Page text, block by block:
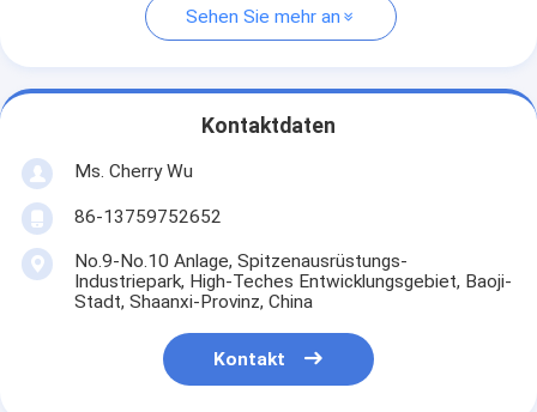
Sehen Sie mehr an
Kontaktdaten
Ms. Cherry Wu
86-13759752652
No.9-No.10 Anlage, Spitzenausrüstungs-
Industriepark, High-Teches Entwicklungsgebiet, Baoji-
Stadt, Shaanxi-Provinz, China
Kontakt